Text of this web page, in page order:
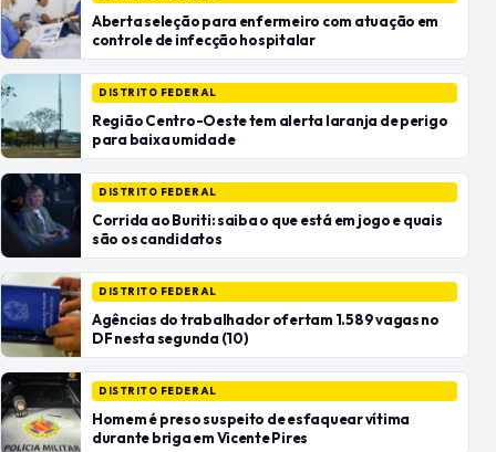
Aberta seleção para enfermeiro com atuação em
controle de infecção hospitalar
DISTRITO FEDERAL
Região Centro-Oeste tem alerta laranja de perigo
para baixa umidade
DISTRITO FEDERAL
Corrida ao Buriti: saiba o que está em jogo e quais
são os candidatos
DISTRITO FEDERAL
Agências do trabalhador ofertam 1.589 vagas no
DF nesta segunda (10)
DISTRITO FEDERAL
Homem é preso suspeito de esfaquear vítima
durante briga em Vicente Pires